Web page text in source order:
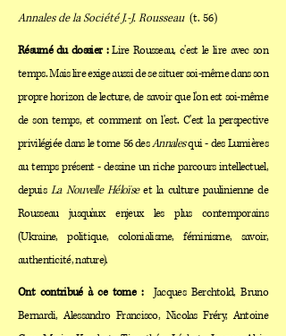
Annales de la Société J.-J. Rousseau (t. 56)
Résumé du dossier :Lire Rousseau, c'est le lire avec son
temps. Mais lire exige aussi de se situer soi-même dans son
propre horizon de lecture, de savoir que l'on est soi-même
de son temps, et comment on l'est. C'est la perspective
privilégiée dans le tome 56 desAnnalesqui - des Lumières
au temps présent - dessine un riche parcours intellectuel,
depuis La Nouvelle Héloïseet la culture paulinienne de
Rousseau jusqu'aux enjeux les plus contemporains
(Ukraine, politique, colonialisme, féminisme, savoir,
authenticité, nature).
Ont contribué à ce tome :Jacques Berchtold, Bruno
Bernardi, Alessandro Francisco, Nicolas Fréry, Antoine